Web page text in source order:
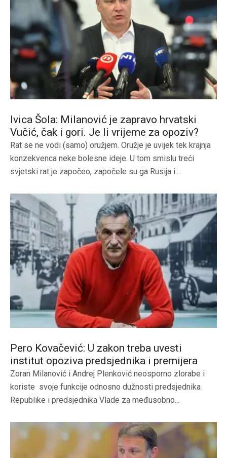
Ivica Šola: Milanović je zapravo hrvatski
Vučić, čak i gori. Je li vrijeme za opoziv?
Rat se ne vodi (samo) oružjem. Oružje je uvijek tek krajnja
konzekvenca neke bolesne ideje. U tom smislu treći
svjetski rat je započeo, započele su ga Rusija i...
Pero Kovačević: U zakon treba uvesti
institut opoziva predsjednika i premijera
Zoran Milanović i Andrej Plenković neosporno zlorabe i
koriste svoje funkcije odnosno dužnosti predsjednika
Republike i predsjednika Vlade za međusobno...